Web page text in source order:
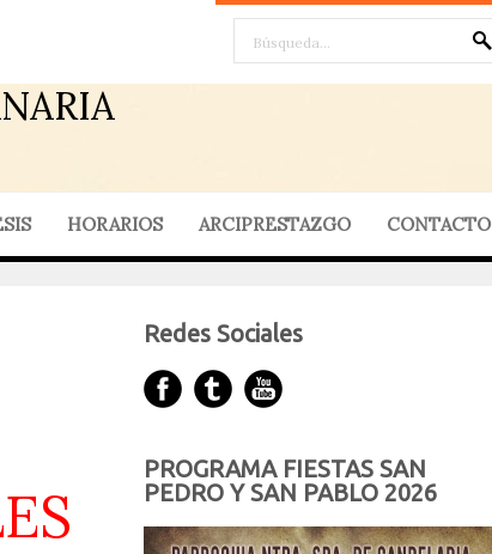
HORARIOS ARCIPRESTAZGO CONTACTO
Redes Sociales
PROGRAMA FIESTAS SAN
PEDRO Y SAN PABLO 2026